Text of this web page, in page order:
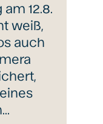
12.8.
weiß,
auch